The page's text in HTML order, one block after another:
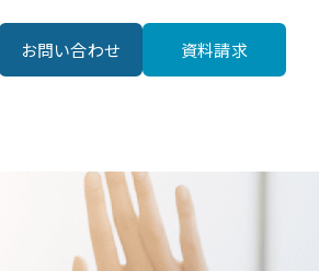
お問い合わせ 資料請求